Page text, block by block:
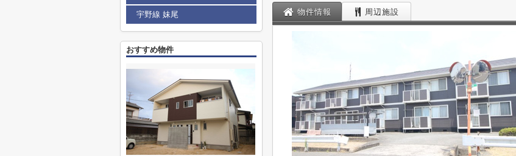
物件情報 周辺施設
宇野線 妹尾
おすすめ物件